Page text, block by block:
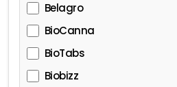
Belagro
BioCanna
BioTabs
Biobizz